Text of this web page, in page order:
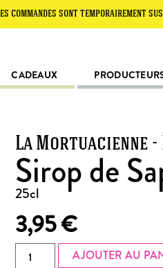
sont temporairement suspendues.
CADEAUX
La Mortuacienne -
Sirop de
25cl
3,95€
AJOUTER AU